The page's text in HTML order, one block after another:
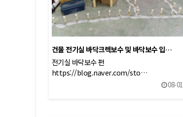
건물 전기실 바닥크렉보수 및 바닥보수 입…
전기실 바닥보수 편
https://blog.naver.com/sto…
08-01